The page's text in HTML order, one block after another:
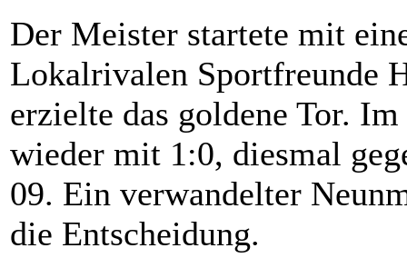
Der Meister startete mit
Lokalrivalen Sportfreunde
erzielte das goldene Tor.
wieder mit 1:0, diesmal
09. Ein verwandelter
die Entscheidung.